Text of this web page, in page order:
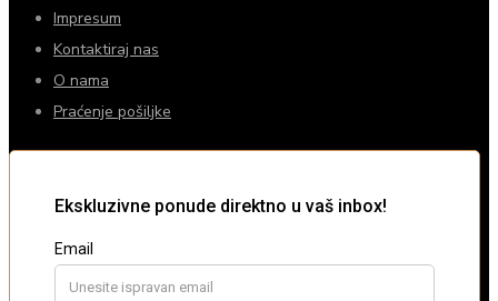
Impresum
Kontaktiraj nas
O nama
Praćenje pošiljke